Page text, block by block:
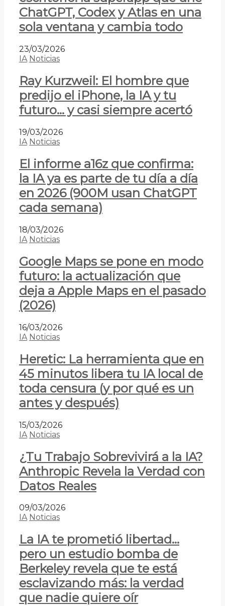
ChatGPT, Codex y Atlas en una
sola ventana y cambia todo
23/03/2026
IA Noticias
Ray Kurzweil: El hombre que
predijo el iPhone, la IA y tu
futuro… y casi siempre acertó
19/03/2026
IA Noticias
El informe a16z que confirma:
la IA ya es parte de tu día a día
en 2026 (900M usan ChatGPT
cada semana)
18/03/2026
IA Noticias
Google Maps se pone en modo
futuro: la actualización que
deja a Apple Maps en el pasado
(2026)
16/03/2026
IA Noticias
Heretic: La herramienta que en
45 minutos libera tu IA local de
toda censura (y por qué es un
antes y después)
15/03/2026
IA Noticias
¿Tu Trabajo Sobrevivirá a la IA?
Anthropic Revela la Verdad con
Datos Reales
09/03/2026
IA Noticias
La IA te prometió libertad…
pero un estudio bomba de
Berkeley revela que te está
esclavizando más: la verdad
que nadie quiere oír